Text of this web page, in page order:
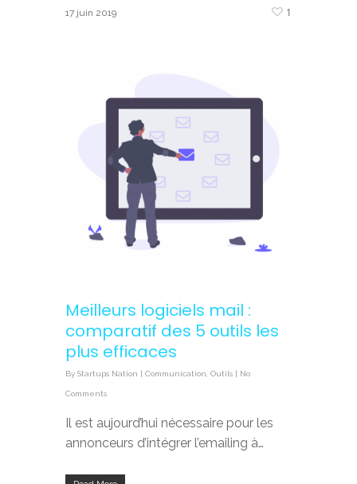
17 juin 2019 1
Meilleurs logiciels mail :
comparatif des 5 outils les
plus efficaces
By Startups Nation | Communication Outils | No
Comments
Il est aujourd’hui nécessaire pour les
annonceurs d’intégrer l’emailing à…